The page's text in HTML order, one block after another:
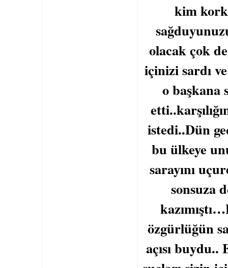
kim
olacak çok
içinizi sardı
o başkana
istedi..Dün
bu ülkeye
sarayını
sonsuza
özgürlüğün
açısı